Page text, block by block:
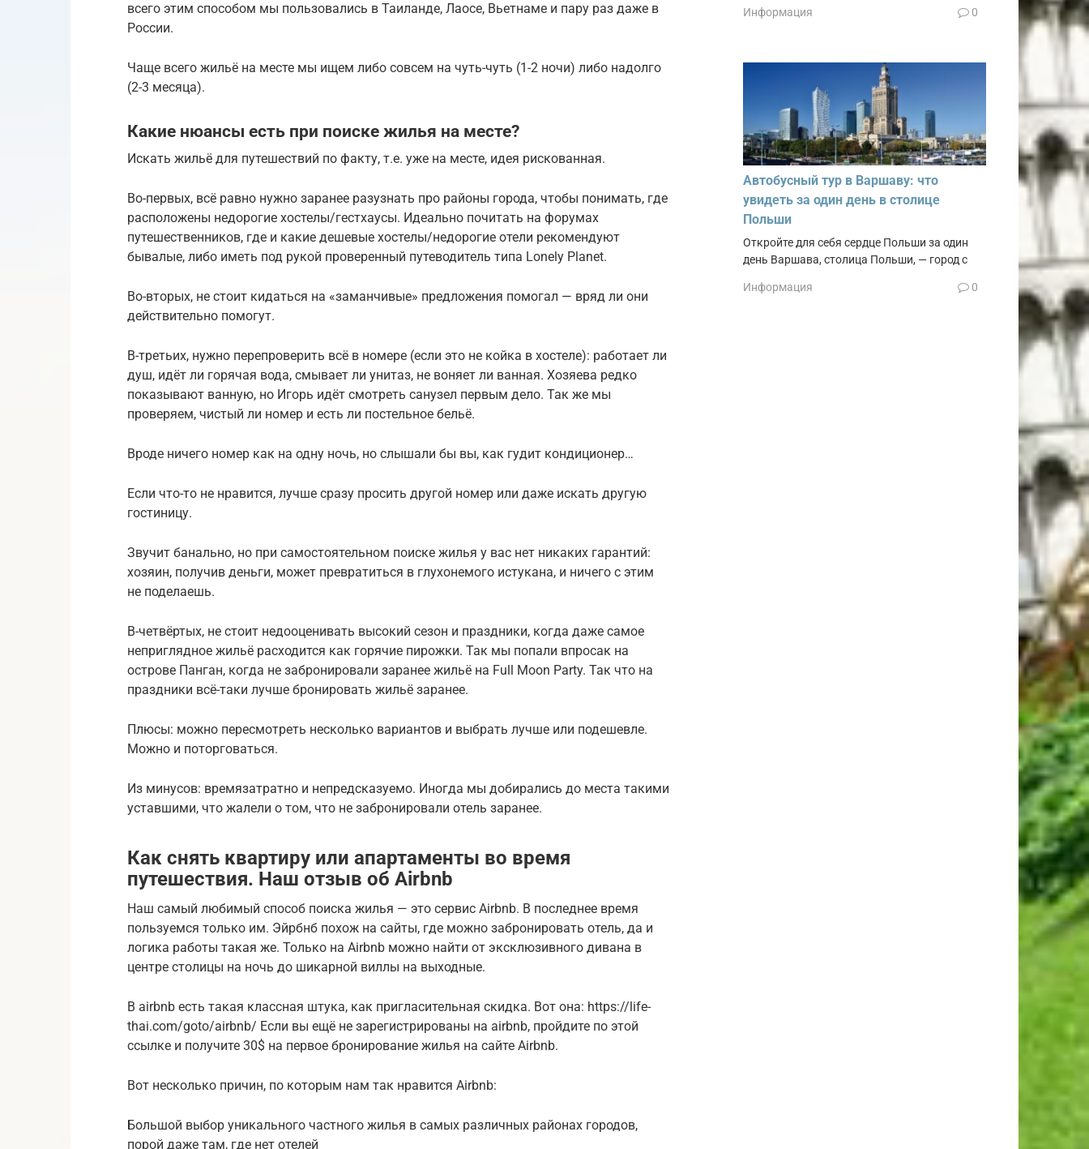
всего этим способом мы пользовались в Таиланде, Лаосе, Вьетнаме и пару раз даже в
России.
Чаще всего жильё на месте мы ищем либо совсем на чуть-чуть (1-2 ночи) либо надолго
(2-3 месяца).
Какие нюансы есть при поиске жилья на месте?
Искать жильё для путешествий по факту, т.е. уже на месте, идея рискованная.
Во-первых, всё равно нужно заранее разузнать про районы города, чтобы понимать, где
расположены недорогие хостелы/гестхаусы. Идеально почитать на форумах
путешественников, где и какие дешевые хостелы/недорогие отели рекомендуют
бывалые, либо иметь под рукой проверенный путеводитель типа Lonely Planet.
Во-вторых, не стоит кидаться на «заманчивые» предложения помогал — вряд ли они
действительно помогут.
В-третьих, нужно перепроверить всё в номере (если это не койка в хостеле): работает ли
душ, идёт ли горячая вода, смывает ли унитаз, не воняет ли ванная. Хозяева редко
показывают ванную, но Игорь идёт смотреть санузел первым дело. Так же мы
проверяем, чистый ли номер и есть ли постельное бельё.
Вроде ничего номер как на одну ночь, но слышали бы вы, как гудит кондиционер…
Если что-то не нравится, лучше сразу просить другой номер или даже искать другую
гостиницу.
Звучит банально, но при самостоятельном поиске жилья у вас нет никаких гарантий:
хозяин, получив деньги, может превратиться в глухонемого истукана, и ничего с этим
не поделаешь.
В-четвёртых, не стоит недооценивать высокий сезон и праздники, когда даже самое
неприглядное жильё расходится как горячие пирожки. Так мы попали впросак на
острове Панган, когда не забронировали заранее жильё на Full Moon Party. Так что на
праздники всё-таки лучше бронировать жильё заранее.
Плюсы: можно пересмотреть несколько вариантов и выбрать лучше или подешевле.
Можно и поторговаться.
Из минусов: времязатратно и непредсказуемо. Иногда мы добирались до места такими
уставшими, что жалели о том, что не забронировали отель заранее.
Как снять квартиру или апартаменты во время
путешествия. Наш отзыв об Airbnb
Наш самый любимый способ поиска жилья — это сервис Airbnb. В последнее время
пользуемся только им. Эйрбнб похож на сайты, где можно забронировать отель, да и
логика работы такая же. Только на Airbnb можно найти от эксклюзивного дивана в
центре столицы на ночь до шикарной виллы на выходные.
В airbnb есть такая классная штука, как пригласительная скидка. Вот она: https://life-
thai.com/goto/airbnb/ Если вы ещё не зарегистрированы на airbnb, пройдите по этой
ссылке и получите 30$ на первое бронирование жилья на сайте Airbnb.
Вот несколько причин, по которым нам так нравится Airbnb:
Большой выбор уникального частного жилья в самых различных районах городов,
порой даже там, где нет отелей
Информация 0
Автобусный тур в Варшаву: что
увидеть за один день в столице
Польши
Откройте для себя сердце Польши за один
день Варшава, столица Польши, — город с
Информация 0